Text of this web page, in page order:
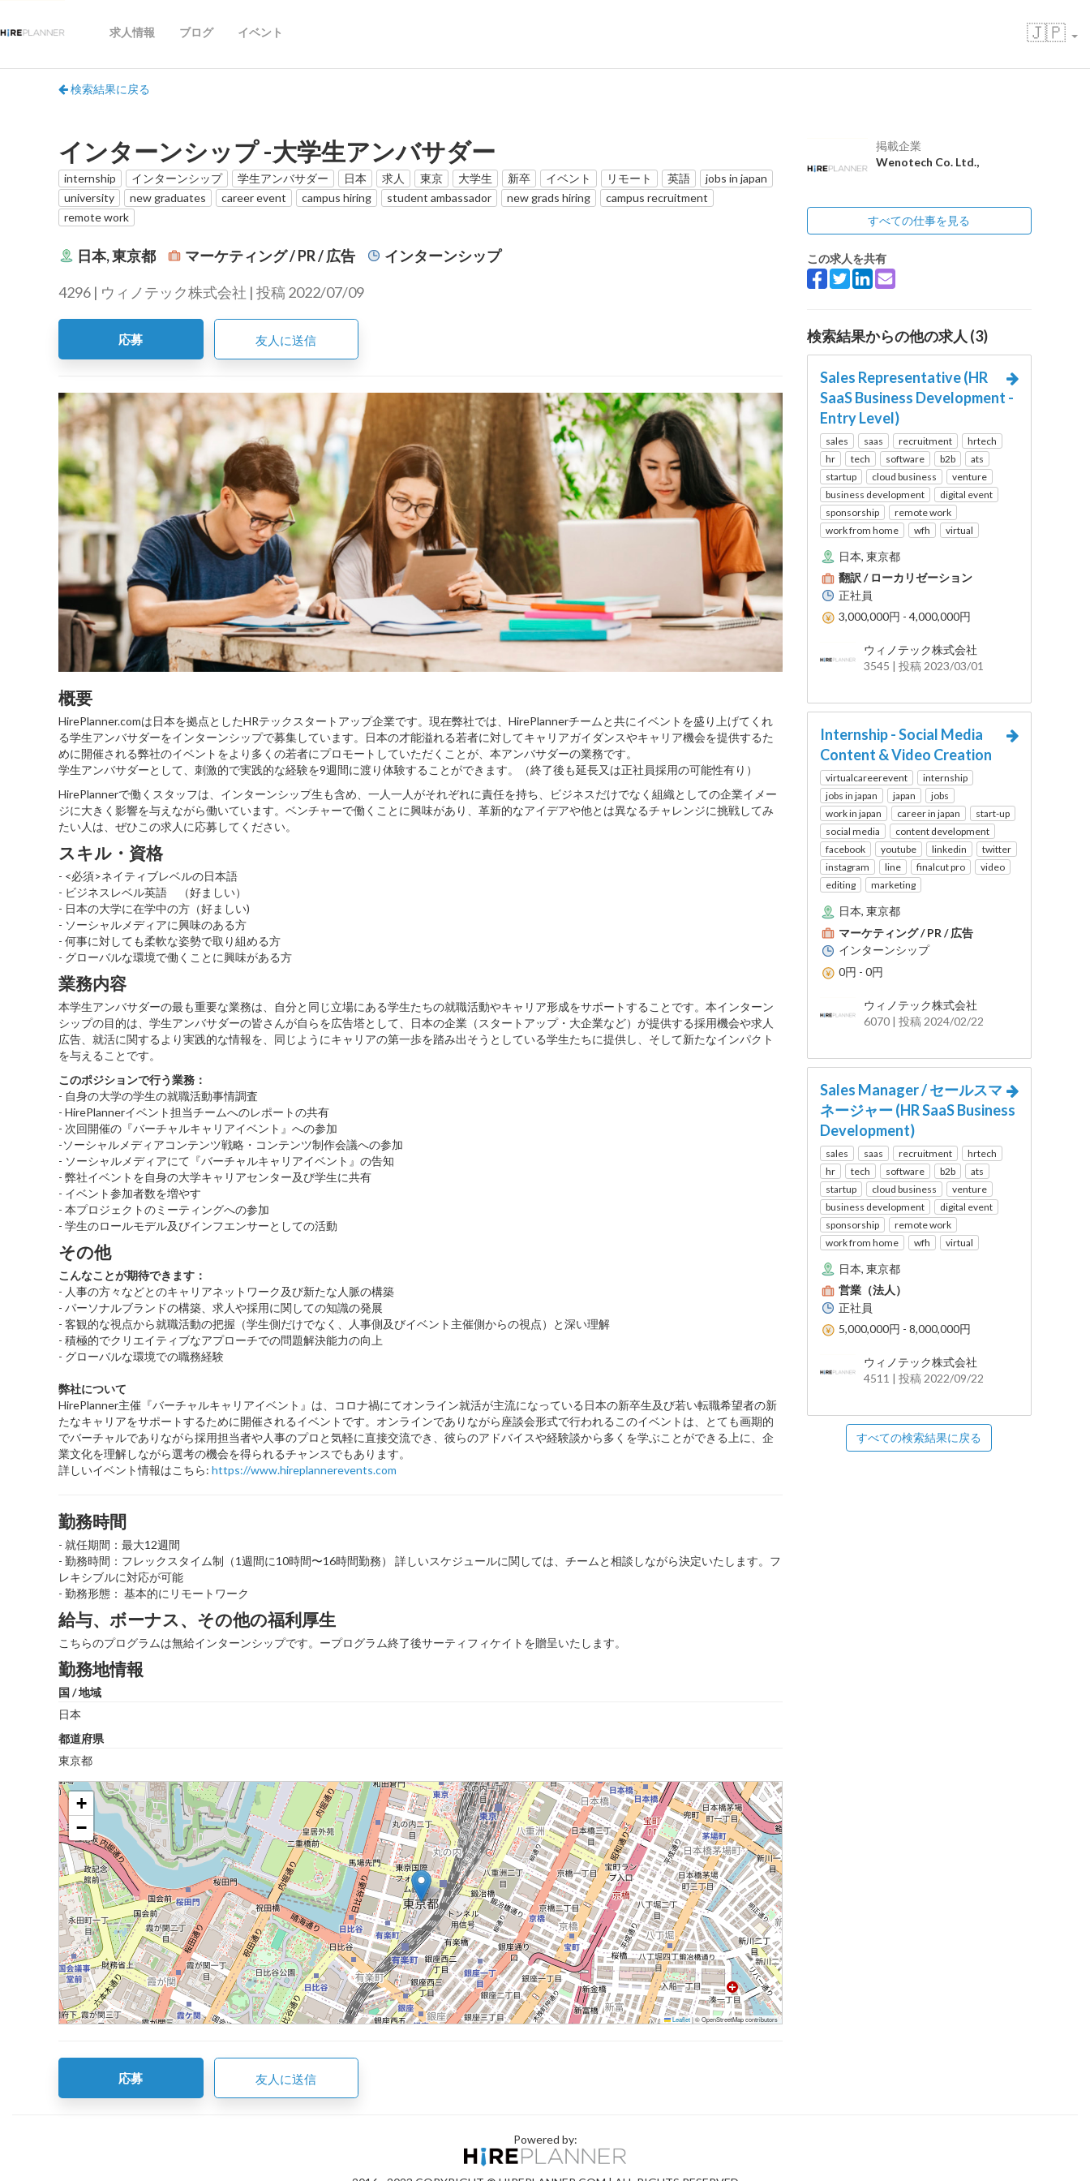
求人情報 ブログ イベント 🇯🇵
検索結果に戻る
インターンシップ -大学生アンバサダー
internship インターンシップ 学生アンバサダー 日本 求人 東京 大学生 新卒 イベント リモート 英語
jobs in japan
university
new graduates career event campus hiring student ambassador new grads hiring
campus recruitment
remote work
日本, 東京都 マーケティング / PR / 広告 インターンシップ
4296 | ウィノテック株式会社 | 投稿 2022/07/09
応募 友人に送信
概要
HirePlanner.comは日本を拠点としたHRテックスタートアップ企業です。現在弊社では、HirePlannerチームと共にイベントを盛り上げてくれ
る学生アンバサダーをインターンシップで募集しています。日本の才能溢れる若者に対してキャリアガイダンスやキャリア機会を提供するた
めに開催される弊社のイベントをより多くの若者にプロモートしていただくことが、本アンバサダーの業務です。
学生アンバサダーとして、刺激的で実践的な経験を9週間に渡り体験することができます。（終了後も延長又は正社員採用の可能性有り）
HirePlannerで働くスタッフは、インターンシップ生も含め、一人一人がそれぞれに責任を持ち、ビジネスだけでなく組織としての企業イメー
ジに大きく影響を与えながら働いています。ベンチャーで働くことに興味があり、革新的なアイデアや他とは異なるチャレンジに挑戦してみ
たい人は、ぜひこの求人に応募してください。
スキル・資格
- <必須>ネイティブレベルの日本語
- ビジネスレベル英語 （好ましい）
- 日本の大学に在学中の方（好ましい)
- ソーシャルメディアに興味のある方
- 何事に対しても柔軟な姿勢で取り組める方
- グローバルな環境で働くことに興味がある方
業務内容
本学生アンバサダーの最も重要な業務は、自分と同じ立場にある学生たちの就職活動やキャリア形成をサポートすることです。本インターン
シップの目的は、学生アンバサダーの皆さんが自らを広告塔として、日本の企業（スタートアップ・大企業など）が提供する採用機会や求人
広告、就活に関するより実践的な情報を、同じようにキャリアの第一歩を踏み出そうとしている学生たちに提供し、そして新たなインパクト
を与えることです。
このポジションで行う業務：
- 自身の大学の学生の就職活動事情調査
- HirePlannerイベント担当チームへのレポートの共有
- 次回開催の『バーチャルキャリアイベント』への参加
-ソーシャルメディアコンテンツ戦略・コンテンツ制作会議への参加
- ソーシャルメディアにて『バーチャルキャリアイベント』の告知
- 弊社イベントを自身の大学キャリアセンター及び学生に共有
- イベント参加者数を増やす
- 本プロジェクトのミーティングへの参加
- 学生のロールモデル及びインフエンサーとしての活動
その他
こんなことが期待できます：
- 人事の方々などとのキャリアネットワーク及び新たな人脈の構築
- パーソナルブランドの構築、求人や採用に関しての知識の発展
- 客観的な視点から就職活動の把握（学生側だけでなく、人事側及びイベント主催側からの視点）と深い理解
- 積極的でクリエイティブなアプローチでの問題解決能力の向上
- グローバルな環境での職務経験
弊社について
HirePlanner主催『バーチャルキャリアイベント』は、コロナ禍にてオンライン就活が主流になっている日本の新卒生及び若い転職希望者の新
たなキャリアをサポートするために開催されるイベントです。オンラインでありながら座談会形式で行われるこのイベントは、とても画期的
でバーチャルでありながら採用担当者や人事のプロと気軽に直接交流でき、彼らのアドバイスや経験談から多くを学ぶことができる上に、企
業文化を理解しながら選考の機会を得られるチャンスでもあります。
詳しいイベント情報はこちら: https://www.hireplannerevents.com
勤務時間
- 就任期間：最大12週間
- 勤務時間：フレックスタイム制（1週間に10時間〜16時間勤務） 詳しいスケジュールに関しては、チームと相談しながら決定いたします。フ
レキシブルに対応が可能
- 勤務形態： 基本的にリモートワーク
給与、ボーナス、その他の福利厚生
こちらのプログラムは無給インターンシップです。ープログラム終了後サーティフィケイトを贈呈いたします。
勤務地情報
国 / 地域
日本
都道府県
東京都
+
−
Leaflet |© OpenStreetMap contributors
応募 友人に送信
掲載企業
Wenotech Co. Ltd.,
すべての仕事を見る
この求人を共有
検索結果からの他の求人 (3)
Sales Representative (HR
SaaS Business Development -
Entry Level)
sales saas recruitment
hrtech
hr
tech software b2b
ats
startup
cloud business
venture
business development
digital event
sponsorship
remote work
work from home
wfh virtual
日本, 東京都
翻訳 / ローカリゼーション
正社員
3,000,000円 - 4,000,000円
ウィノテック株式会社
3545 | 投稿 2023/03/01
Internship - Social Media
Content & Video Creation
virtualcareerevent
internship
jobs in japan
japan
jobs
work in japan
career in japan
start-up
social media
content development
facebook
youtube linkedin
twitter
instagram
line finalcut pro
video
editing
marketing
日本, 東京都
マーケティング / PR / 広告
インターンシップ
0円 - 0円
ウィノテック株式会社
6070 | 投稿 2024/02/22
Sales Manager / セールスマ
ネージャー (HR SaaS Business
Development)
sales saas recruitment
hrtech
hr
tech software b2b
ats
startup
cloud business
venture
business development
digital event
sponsorship
remote work
work from home
wfh virtual
日本, 東京都
営業（法人）
正社員
5,000,000円 - 8,000,000円
ウィノテック株式会社
4511 | 投稿 2022/09/22
すべての検索結果に戻る
Powered by: